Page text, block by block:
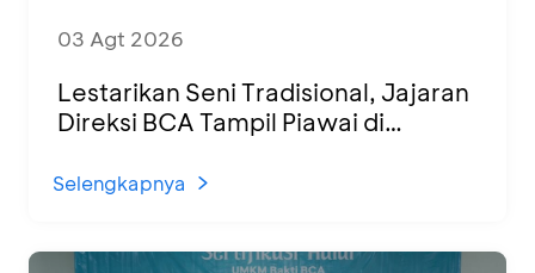
03 Agt 2026
Lestarikan Seni Tradisional, Jajaran
Direksi BCA Tampil Piawai di
Selengkapnya